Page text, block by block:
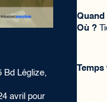
Bd Léglize,
avril pour
Quand
Où ?